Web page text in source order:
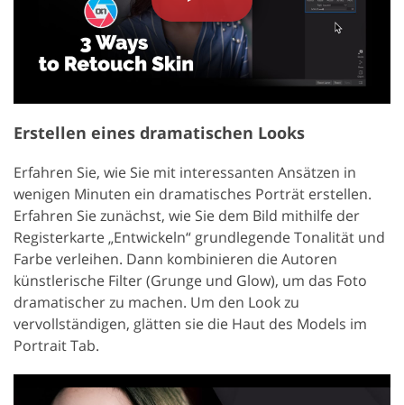
Erstellen eines dramatischen Looks
Erfahren Sie, wie Sie mit interessanten Ansätzen in
wenigen Minuten ein dramatisches Porträt erstellen.
Erfahren Sie zunächst, wie Sie dem Bild mithilfe der
Registerkarte „Entwickeln“ grundlegende Tonalität und
Farbe verleihen. Dann kombinieren die Autoren
künstlerische Filter (Grunge und Glow), um das Foto
dramatischer zu machen. Um den Look zu
vervollständigen, glätten sie die Haut des Models im
Portrait Tab.